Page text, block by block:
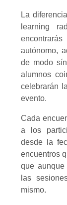
La
learning
autónomo,
de modo
alumnos
celebrarán
evento.
Cada
a los
desde la
encuentros
que
las
mismo.